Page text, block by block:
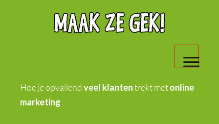
Hoe je opvallendveel klantentrekt metonline
marketing